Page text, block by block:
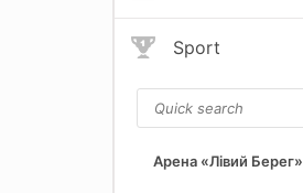
Sport
Арена «Лівий Берег»